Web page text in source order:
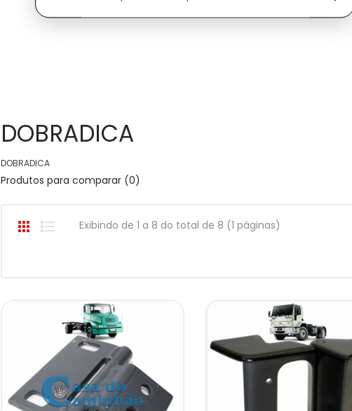
DOBRADICA
DOBRADICA
Produtos para comparar (0)
Exibindo de 1 a 8 do total de 8 (1 páginas)